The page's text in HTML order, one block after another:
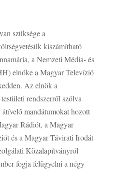
szüksége a
kiszámítható
a Nemzeti Média- és
elnöke a Magyar Televízió
Az elnök a
rendszerről szólva
mandátumokat hozott
Rádiót, a Magyar
és a Magyar Távirati Irodát
Közalapítványról
fogja felügyelni a négy